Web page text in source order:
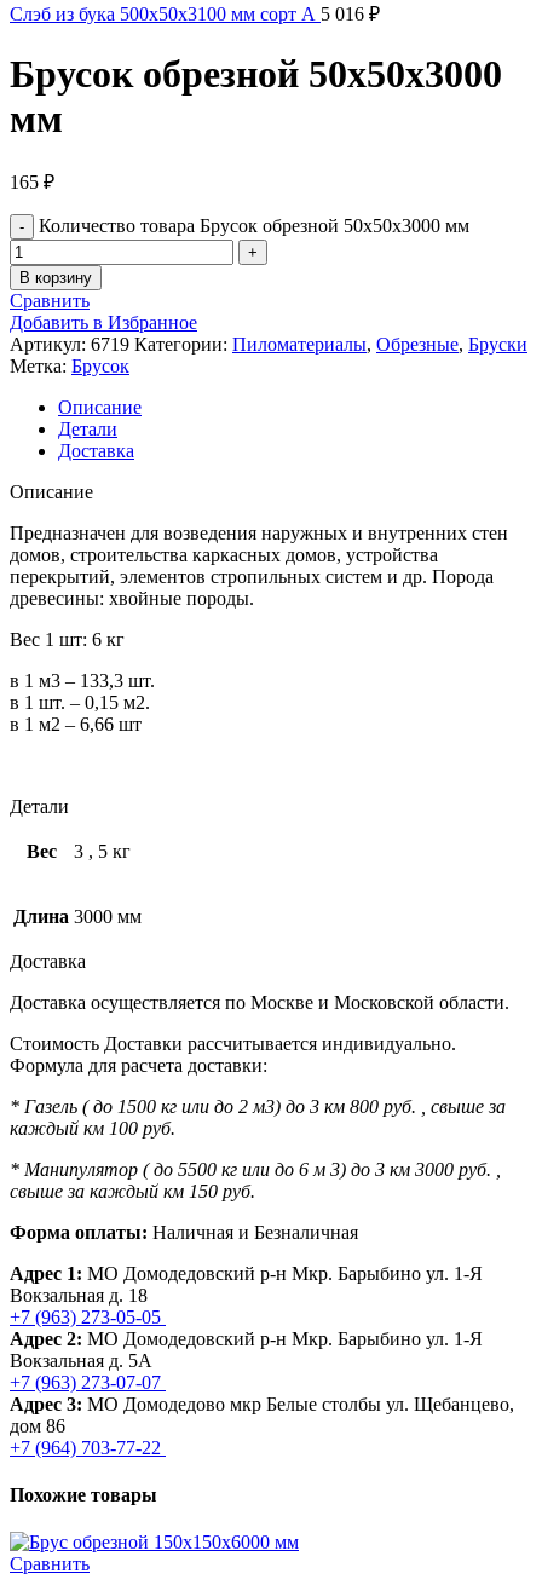
Слэб из бука 500х50х3100 мм сорт А 5 016 ₽
Брусок обрезной 50х50х3000
мм
165 ₽
Количество товара Брусок обрезной 50х50х3000 мм
В корзину
Сравнить
Добавить в Избранное
Артикул: 6719 Категории: Пиломатериалы, Обрезные, Бруски
Метка: Брусок
Описание
Детали
Доставка
Описание
Предназначен для возведения наружных и внутренних стен
домов, строительства каркасных домов, устройства
перекрытий, элементов стропильных систем и др. Порода
древесины: хвойные породы.
Вес 1 шт: 6 кг
в 1 м3 – 133,3 шт.
в 1 шт. – 0,15 м2.
в 1 м2 – 6,66 шт
Детали
Вес 3 , 5 кг
Длина 3000 мм
Доставка
Доставка осуществляется по Москве и Московской области.
Стоимость Доставки рассчитывается индивидуально.
Формула для расчета доставки:
* Газель ( до 1500 кг или до 2 м3) до 3 км 800 руб. , свыше за
каждый км 100 руб.
* Манипулятор ( до 5500 кг или до 6 м 3) до 3 км 3000 руб. ,
свыше за каждый км 150 руб.
Форма оплаты: Наличная и Безналичная
Адрес 1: МО Домодедовский р-н Мкр. Барыбино ул. 1-Я
Вокзальная д. 18
+7 (963) 273-05-05
Адрес 2: МО Домодедовский р-н Мкр. Барыбино ул. 1-Я
Вокзальная д. 5А
+7 (963) 273-07-07
Адрес 3: МО Домодедово мкр Белые столбы ул. Щебанцево,
дом 86
+7 (964) 703-77-22
Похожие товары
Сравнить